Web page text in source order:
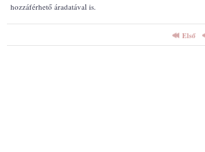
hozzáférhető áradatával is.
Első